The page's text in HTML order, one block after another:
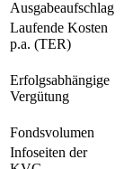
Ausgabeaufschlag
Laufende Kosten
p.a. (TER)
Erfolgsabhängige
Vergütung
Fondsvolumen
Infoseiten der